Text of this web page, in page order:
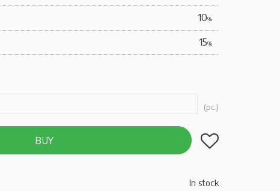
10%
15%
pc.
BUY Add to favorites
In stock